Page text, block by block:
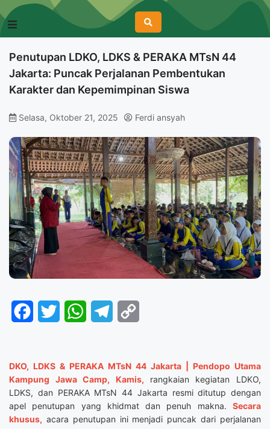
Penutupan LDKO, LDKS & PERAKA MTsN 44
Jakarta: Puncak Perjalanan Pembentukan
Karakter dan Kepemimpinan Siswa
Selasa, Oktober 21, 2025 Ferdi ansyah
Facebook
Twitter WhatsAppTelegram
DKO, LDKS & PERAKA MTsN 44 Jakarta | Pendopo Utama
Kampung Jawa Camp, Kamis, rangkaian kegiatan LDKO,
LDKS, dan PERAKA MTsN 44 Jakarta resmi ditutup dengan
apel penutupan yang khidmat dan penuh makna. Secara
khusus, acara penutupan ini menjadi puncak dari perjalanan